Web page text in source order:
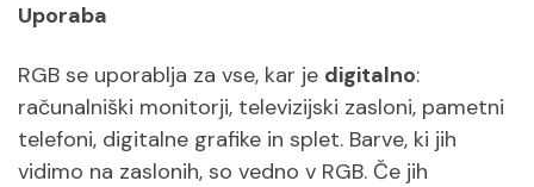
Uporaba
RGB se uporablja za vse, kar je digitalno:
računalniški monitorji, televizijski zasloni, pametni
telefoni, digitalne grafike in splet. Barve, ki jih
vidimo na zaslonih, so vedno v RGB. Če jih